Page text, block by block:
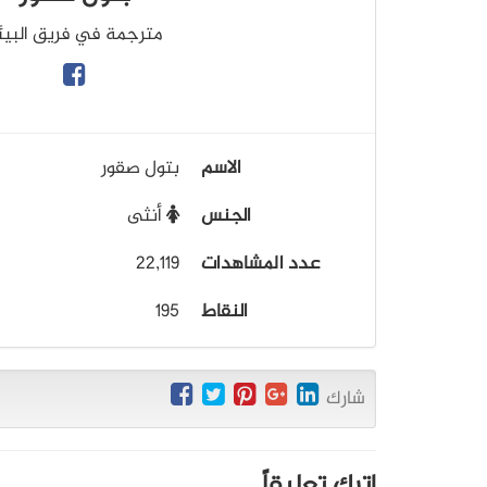
مترجمة في فريق
الاسم
بتول صقور
الجنس
أنثى
عدد المشاهدات
22,119
النقاط
195
شارك